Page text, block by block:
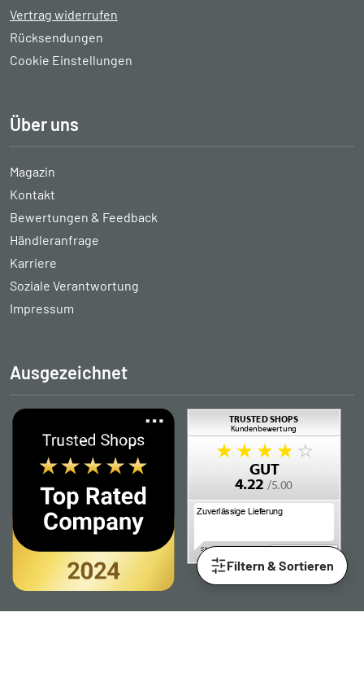
Filtern & Sortieren
Vertrag widerrufen
Rücksendungen
Cookie Einstellungen
Über uns
Magazin
Kontakt
Bewertungen & Feedback
Händleranfrage
Karriere
Soziale Verantwortung
Impressum
Ausgezeichnet